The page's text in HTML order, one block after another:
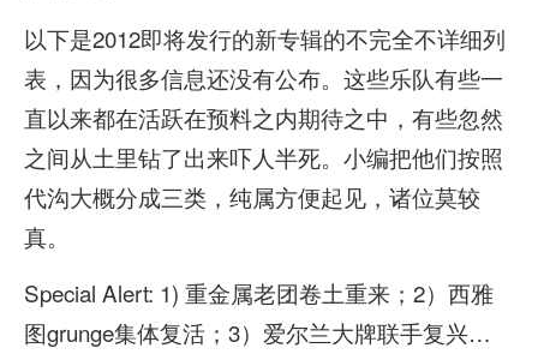
以下是2012即将发行的新专辑的不完全不详细列
表，因为很多信息还没有公布。这些乐队有些一
直以来都在活跃在预料之内期待之中，有些忽然
之间从土里钻了出来吓人半死。小编把他们按照
代沟大概分成三类，纯属方便起见，诸位莫较
真。
Special Alert: 1) 重金属老团卷土重来；2）西雅
图grunge集体复活；3）爱尔兰大牌联手复兴…